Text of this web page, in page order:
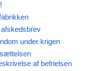
under krigen
af befrielsen